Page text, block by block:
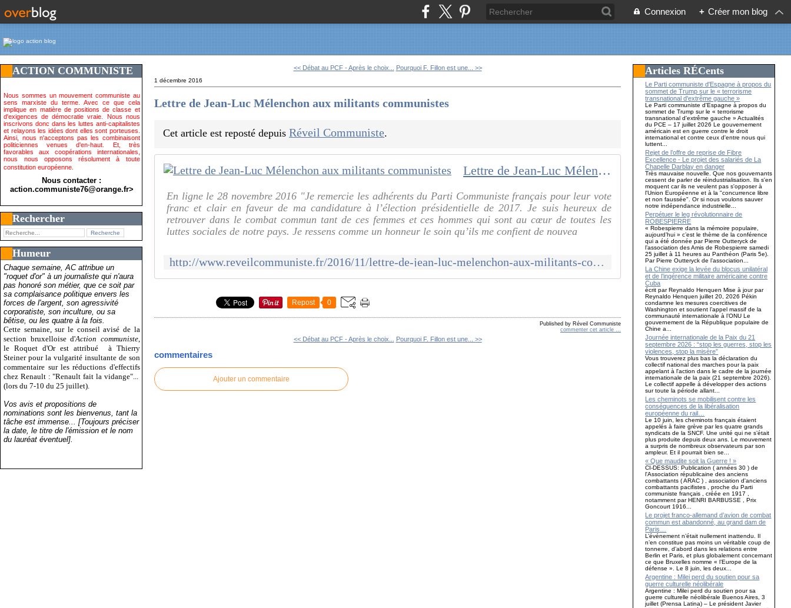
Connexion + Créer mon blog
ACTION COMMUNISTE
Nous sommes un mouvement communiste au
sens marxiste du terme. Avec ce que cela
implique en matière de positions de classe et
d'exigences de démocratie vraie. Nous nous
inscrivons donc dans les luttes anti-capitalistes
et relayons les idées dont elles sont porteuses.
Ainsi, nous n'acceptons pas les combinaisont
politiciennes venues d'en-haut. Et, très
favorables aux coopérations internationales,
nous nous opposons résolument à toute
constitution européenne.
Nous contacter :
action.communiste76@orange.fr>
Rechercher
Humeur
Chaque semaine, AC attribue un
"roquet d'or" à un journaliste qui n'aura
pas honoré son métier, que ce soit par
sa complaisance politique envers les
forces de l'argent, son agressivité
corporatiste, son inculture, ou sa
bêtise, ou les quatre à la fois.
Cette semaine, sur le conseil avisé de la
section bruxelloise d'Action communiste,
le Roquet d'Or est attribué
à Thierry
Steiner pour la vulgarité insultante de son
commentaire sur les réductions d'effectifs
chez Renault : "Renault fait la vidange"...
(lors du 7-10 du 25 juillet).
Vos avis et propositions de
nominations sont les bienvenus, tant la
tâche est immense... [Toujours préciser
la date, le titre de l'émission et le nom
du lauréat éventuel].
<< Débat au PCF - Après le choix... Pourquoi F. Fillon est une... >>
1 décembre 2016
Lettre de Jean-Luc Mélenchon aux militants communistes
Cet article est reposté depuisRéveil Communiste.
Lettre de Jean-Luc Mélenchon aux militants communistes
En ligne le 28 novembre 2016 "Je remercie les adhérents du Parti Communiste français pour leur vote
franc et clair en faveur de ma candidature à l’élection présidentielle de 2017. Je suis heureux de
retrouver dans le combat commun tant de ces femmes et ces hommes qui sont au cœur de toutes les
luttes sociales de notre pays. Je ressens comme un honneur le soin qu’ils me confient de nouvea
http://www.reveilcommuniste.fr/2016/11/lettre-de-jean-luc-melenchon-aux-militants-communistes.html
Repost 0
Published by Réveil Communiste
commenter cet article …
<< Débat au PCF - Après le choix... Pourquoi F. Fillon est une... >>
commentaires
Ajouter un commentaire
Articles RÉCents
Le Parti communiste d'Espagne à propos du
sommet de Trump sur le « terrorisme
transnational d'extrême gauche »
Le Parti communiste d'Espagne à propos du
sommet de Trump sur le « terrorisme
transnational d'extrême gauche » Actualités
du PCE – 17 juillet 2026 Le gouvernement
américain est en guerre contre le droit
international et contre ceux d'entre nous qui
luttent...
Rejet de l’offre de reprise de Fibre
Excellence - Le projet des salariés de La
Chapelle Darblay en danger
Très mauvaise nouvelle. Que nos gouvernants
cessent de parler de réindustrialisation. Ils s'en
moquent car ils ne veulent pas s'opposer à
l'Union Européenne et à la "concurrence libre
et non faussée". Or si nous voulons sauver
notre indépendance industrielle...
Perpétuer le leg révolutionnaire de
ROBESPIERRE
« Robespierre dans la mémoire populaire,
aujourd’hui » c’est le thème de la conférence
qui a été donnée par Pierre Outteryck de
l’association des Amis de Robespierre samedi
25 juillet à 11 heures au Panthéon (Paris 5e).
Par Pierre Outteryck de l’association...
La Chine exige la levée du blocus unilatéral
et de l’ingérence militaire américaine contre
Cuba
écrit par Reynaldo Henquen Mise à jour par
Reynaldo Henquen juillet 20, 2026 Pékin
condamne les mesures coercitives de
Washington et soutient l’appel massif de la
communauté internationale à l’ONU Le
gouvernement de la République populaire de
Chine a...
Journée internationale de la Paix du 21
septembre 2026 : “stop les guerres, stop les
violences, stop la misère”
Vous trouverez plus bas la déclaration du
collectif national des marches pour la paix
appelant à l'action dans le cadre de la journée
internationale de la paix (21 septembre 2026).
Le collectif appelle à développer des actions
sur toute la période allant...
Les cheminots se mobilisent contre les
conséquences de la libéralisation
européenne du rail…
Le 10 juin, les cheminots français étaient
appelés à faire grève par les quatre grands
syndicats de la SNCF. Une unité qui ne s’était
plus produite depuis deux ans. Le mouvement
a surpris de nombreux observateurs par son
ampleur. Et il pourrait bien se...
« Que maudite soit la Guerre ! »
CI-DESSUS: Publication ( années 30 ) de
l'Association républicaine des anciens
combattants ( ARAC ) , association d'anciens
combattants pacifistes , proche du Parti
communiste français , créée en 1917 ,
notamment par HENRI BARBUSSE , Prix
Goncourt 1916...
Le projet franco-allemand d’avion de combat
commun est abandonné, au grand dam de
Paris…
L’événement n’était nullement inattendu. Il
n’en constitue pas moins un véritable coup de
tonnerre, d’abord dans les relations entre
Berlin et Paris, et plus globalement concernant
ce que Bruxelles nomme « l’Europe de la
défense ». Le 8 juin, les deux...
Argentine : Milei perd du soutien pour sa
guerre culturelle néolibérale
Argentine : Milei perd du soutien pour sa
guerre culturelle néolibérale Buenos Aires, 3
juillet (Prensa Latina) – Le président Javier